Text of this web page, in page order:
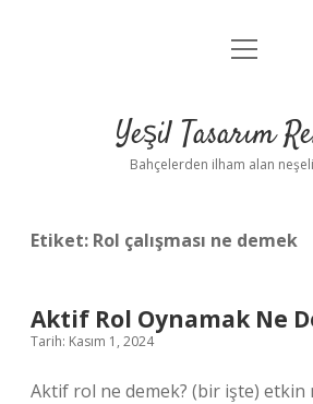
Anasayfa
Yasal Uyarı
menüyü
Yeşil Tasarım
Bahçelerden ilham alan
Etiket: Rol çalışması ne demek
Aktif Rol Oynamak Ne
Tarih: Kasım 1, 2024
Aktif rol ne demek? (bir işte) etkin